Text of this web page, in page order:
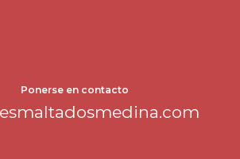
Ponerse en contacto